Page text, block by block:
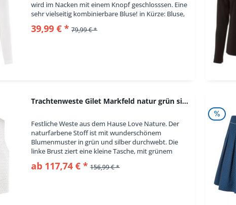
wird im Nacken mit einem Knopf geschlosssen. Eine
sehr vielseitig kombinierbare Bluse! in Kürze: Bluse,
Farbe: weiß, offwhite, langärmelig,...
39,99 € * 79,99 € *
Trachtenweste Gilet Markfeld natur grün silber...
Festliche Weste aus dem Hause Love Nature. Der
naturfarbene Stoff ist mit wunderschönem
Blumenmuster in grün und silber durchwebt. Die
linke Brust ziert eine kleine Tasche, mit grünem
Einstecktuch. Rustikale, altsilberfarbene Knöpfe...
ab 117,74 € * 156,99 € *